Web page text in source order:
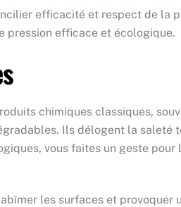
efficacité et respect de la
pression efficace et écologique.
chimiques classiques,
Ils délogent la saleté
vous faites un geste pour
les surfaces et provoquer